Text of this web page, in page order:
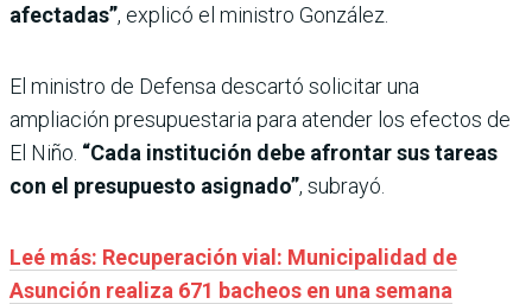
afectadas”, explicó el ministro González.
El ministro de Defensa descartó solicitar una
ampliación presupuestaria para atender los efectos de
El Niño. “Cada institución debe afrontar sus tareas
con el presupuesto asignado”, subrayó.
Leé más: Recuperación vial: Municipalidad de
Asunción realiza 671 bacheos en una semana